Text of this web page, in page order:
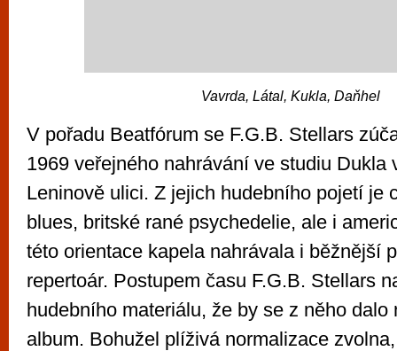
Vavrda, Látal, Kukla, Daňhel
V pořadu Beatfórum se F.G.B. Stellars
1969 veřejného nahrávání ve studiu Dukla
Leninově ulici. Z jejich hudebního pojetí je
blues, britské rané psychedelie, ale i
této orientace kapela nahrávala i běžnější
repertoár. Postupem času F.G.B. Stellars
hudebního materiálu, že by se z něho dalo
album. Bohužel plíživá normalizace